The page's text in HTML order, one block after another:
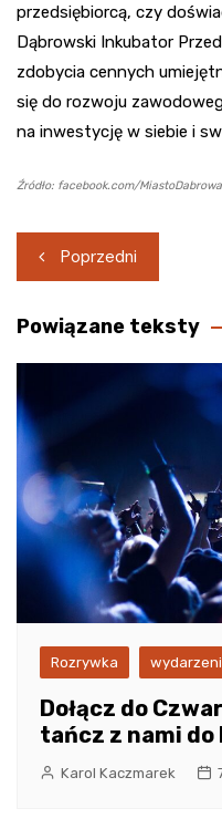
przedsiębiorcą, czy
Dąbrowski Inkubator
zdobycia cennych
się do rozwoju
na inwestycję w siebie i
Źródło: facebook.com/
Nawigacja
wpisu
Poprzedni
Powiązane teksty
Rozrywka
Dołącz do
tańcz z nami do
Karol Kaczmarek